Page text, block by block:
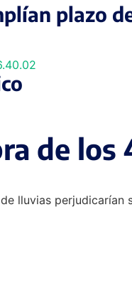
plazo
de los
lluvias perjudicarían